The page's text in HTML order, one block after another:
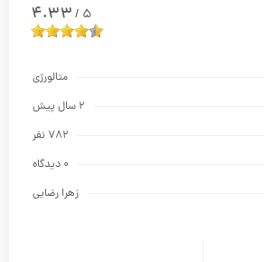
5
/
4.33
متالورژي
2 سال پیش
782 نفر
0 دیدگاه
زهرا رضایی